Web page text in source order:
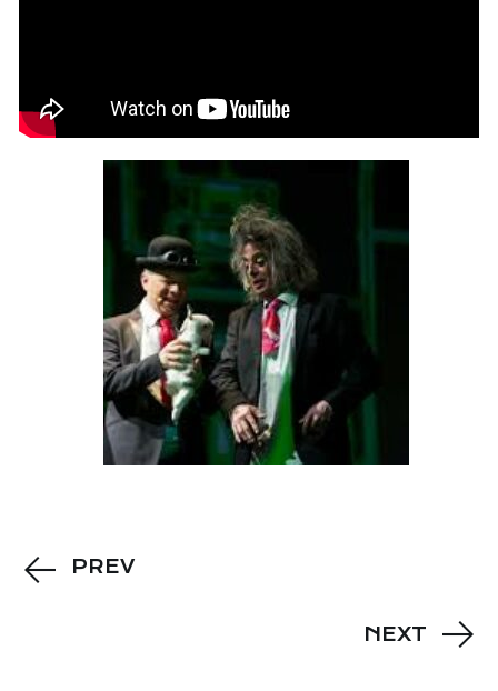
PREV
NEXT